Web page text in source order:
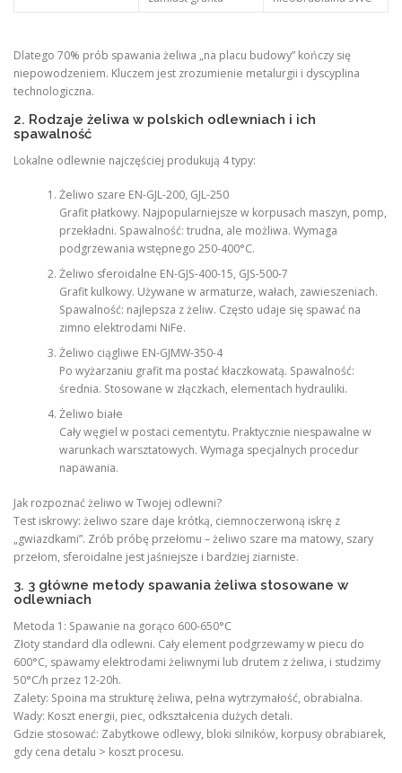
Dlatego 70% prób spawania żeliwa „na placu budowy” kończy się
niepowodzeniem. Kluczem jest zrozumienie metalurgii i dyscyplina
technologiczna.
2. Rodzaje żeliwa w polskich odlewniach i ich
spawalność
Lokalne odlewnie najczęściej produkują 4 typy:
Żeliwo szare EN-GJL-200, GJL-250
Grafit płatkowy. Najpopularniejsze w korpusach maszyn, pomp,
przekładni. Spawalność: trudna, ale możliwa. Wymaga
podgrzewania wstępnego 250-400°C.
Żeliwo sferoidalne EN-GJS-400-15, GJS-500-7
Grafit kulkowy. Używane w armaturze, wałach, zawieszeniach.
Spawalność: najlepsza z żeliw. Często udaje się spawać na
zimno elektrodami NiFe.
Żeliwo ciągliwe EN-GJMW-350-4
Po wyżarzaniu grafit ma postać kłaczkowatą. Spawalność:
średnia. Stosowane w złączkach, elementach hydrauliki.
Żeliwo białe
Cały węgiel w postaci cementytu. Praktycznie niespawalne w
warunkach warsztatowych. Wymaga specjalnych procedur
napawania.
Jak rozpoznać żeliwo w Twojej odlewni?
Test iskrowy: żeliwo szare daje krótką, ciemnoczerwoną iskrę z
„gwiazdkami”. Zrób próbę przełomu – żeliwo szare ma matowy, szary
przełom, sferoidalne jest jaśniejsze i bardziej ziarniste.
3. 3 główne metody spawania żeliwa stosowane w
odlewniach
Metoda 1: Spawanie na gorąco 600-650°C
Złoty standard dla odlewni. Cały element podgrzewamy w piecu do
600°C, spawamy elektrodami żeliwnymi lub drutem z żeliwa, i studzimy
50°C/h przez 12-20h.
Zalety: Spoina ma strukturę żeliwa, pełna wytrzymałość, obrabialna.
Wady: Koszt energii, piec, odkształcenia dużych detali.
Gdzie stosować: Zabytkowe odlewy, bloki silników, korpusy obrabiarek,
gdy cena detalu > koszt procesu.